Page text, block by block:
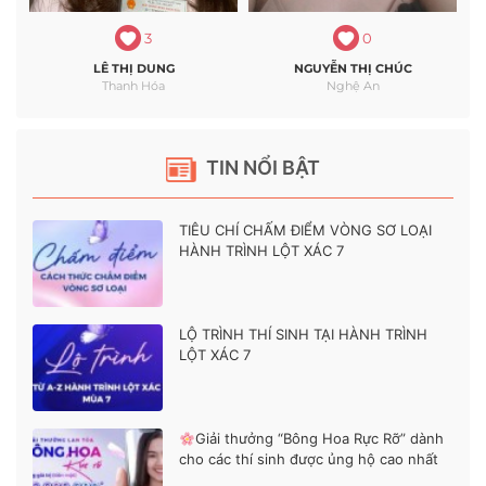
TIN NỔI BẬT
TIÊU CHÍ CHẤM ĐIỂM VÒNG SƠ LOẠI
HÀNH TRÌNH LỘT XÁC 7
LỘ TRÌNH THÍ SINH TẠI HÀNH TRÌNH
LỘT XÁC 7
Giải thưởng “Bông Hoa Rực Rỡ” dành
cho các thí sinh được ủng hộ cao nhất
này.em xin chân thành cảm ơn ạ
3
LÊ THỊ DUNG
Thanh Hóa
0
NGUYỄN THỊ CHÚC
Nghệ An